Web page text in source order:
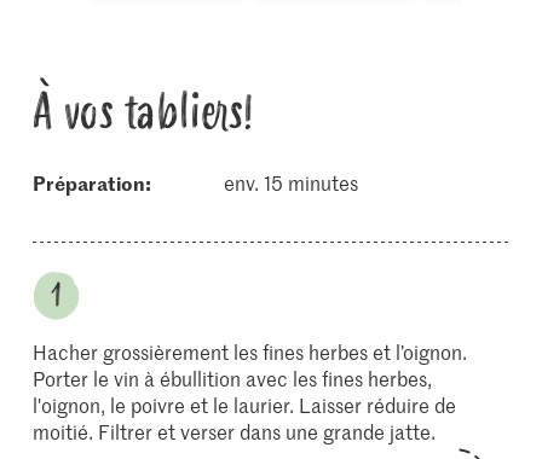
À vos tabliers!
Préparation: env. 15 minutes
Hacher grossièrement les fines herbes et l’oignon.
Porter le vin à ébullition avec les fines herbes,
l'oignon, le poivre et le laurier. Laisser réduire de
moitié. Filtrer et verser dans une grande jatte.